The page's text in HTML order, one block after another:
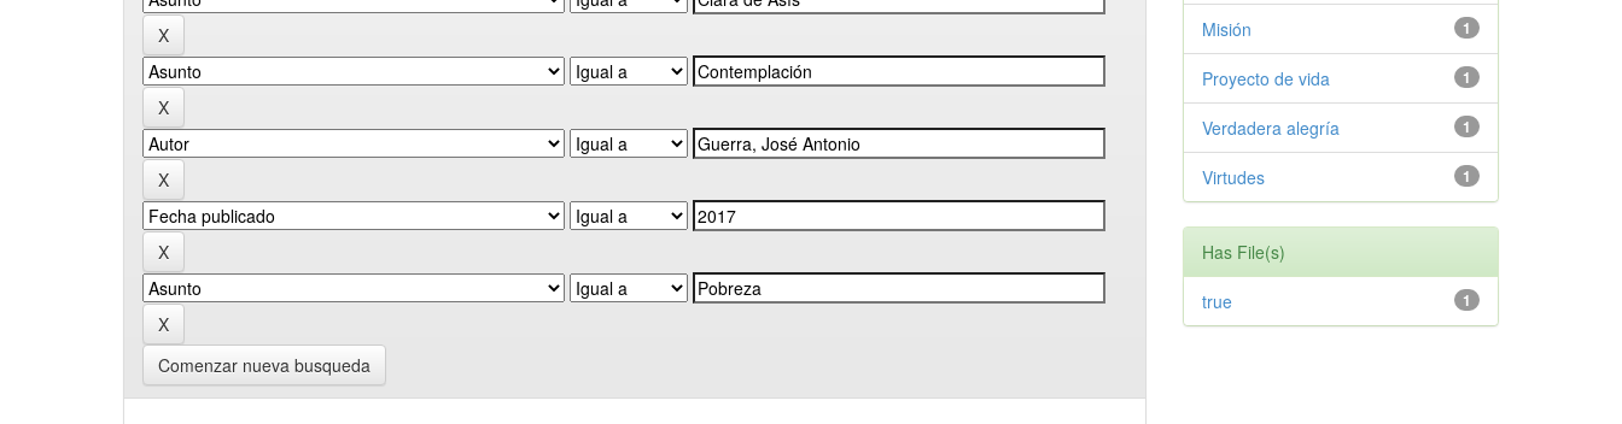
Comenzar nueva busqueda
1
Misión
1
Proyecto de vida
1
Verdadera alegría
1
Virtudes
Has File(s)
1
true